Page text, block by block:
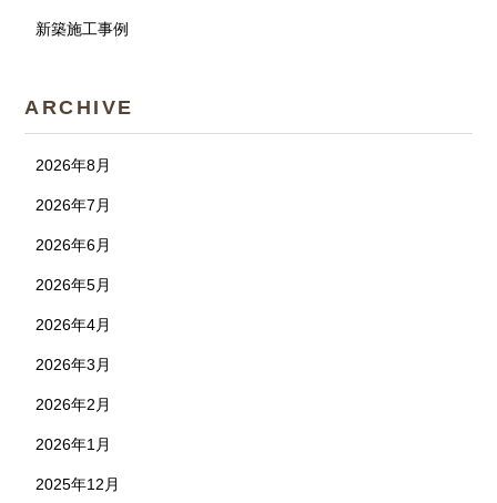
新築施工事例
ARCHIVE
2026年8月
2026年7月
2026年6月
2026年5月
2026年4月
2026年3月
2026年2月
2026年1月
2025年12月